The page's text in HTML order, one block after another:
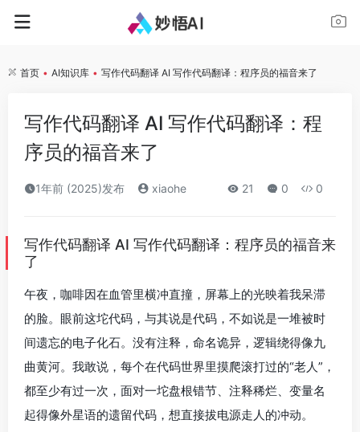
首页 • AI知识库 • 写作代码翻译 AI 写作代码翻译：程序员的福音来了
写作代码翻译 AI 写作代码翻译：程
序员的福音来了
1年前 (2025)发布 xiaohe 21 0 0
写作代码翻译 AI 写作代码翻译：程序员的福音来
了
午夜，咖啡因在血管里横冲直撞，屏幕上的光映着我呆滞
的脸。眼前这坨代码，与其说是代码，不如说是一堆被时
间遗忘的电子化石。没有注释，命名诡异，逻辑绕得像九
曲黄河。我敢说，每个在代码世界里摸爬滚打过的“老人”，
都至少有过一次，面对一坨盘根错节、注释稀烂、变量名
起得像外星语的遗留代码，想直接拔电源走人的冲动。